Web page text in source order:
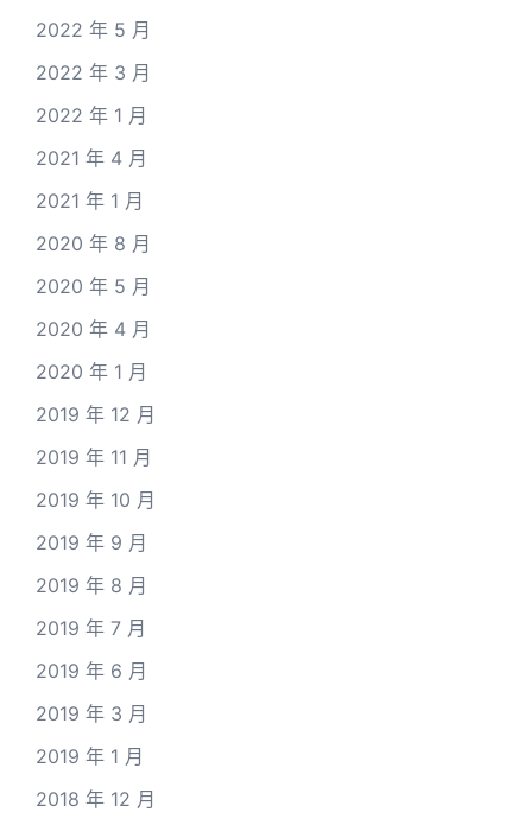
2022 年 5 月
2022 年 3 月
2022 年 1 月
2021 年 4 月
2021 年 1 月
2020 年 8 月
2020 年 5 月
2020 年 4 月
2020 年 1 月
2019 年 12 月
2019 年 11 月
2019 年 10 月
2019 年 9 月
2019 年 8 月
2019 年 7 月
2019 年 6 月
2019 年 3 月
2019 年 1 月
2018 年 12 月